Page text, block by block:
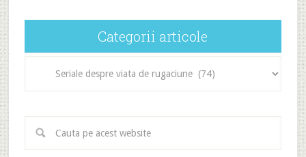
Categorii articole
articole